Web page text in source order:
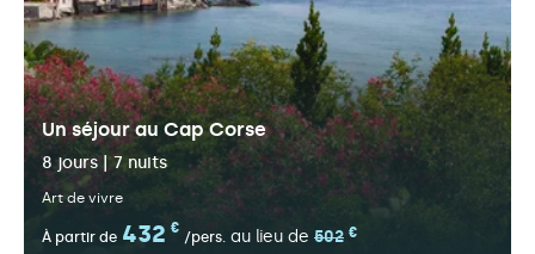
Un séjour au Cap Corse
8 jours | 7 nuits
Art de vivre
À partir de 432 €
/pers. au lieu de 502 €